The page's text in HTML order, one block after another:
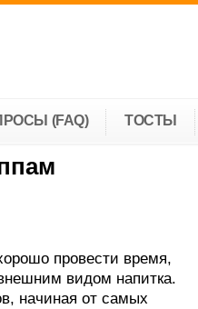
(FAQ) ТОСТЫ
провести время,
видом напитка.
начиная от самых